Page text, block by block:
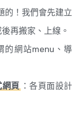
的！我們會先建立
再搬家、上線。
的網站menu、導
網頁：各頁面設計